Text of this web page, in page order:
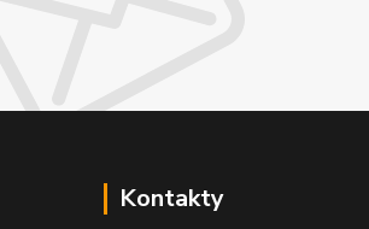
Kontakty